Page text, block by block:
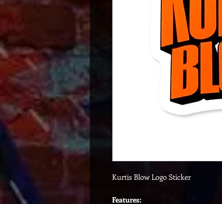
Kurtis Blow Logo Sticker
Features: